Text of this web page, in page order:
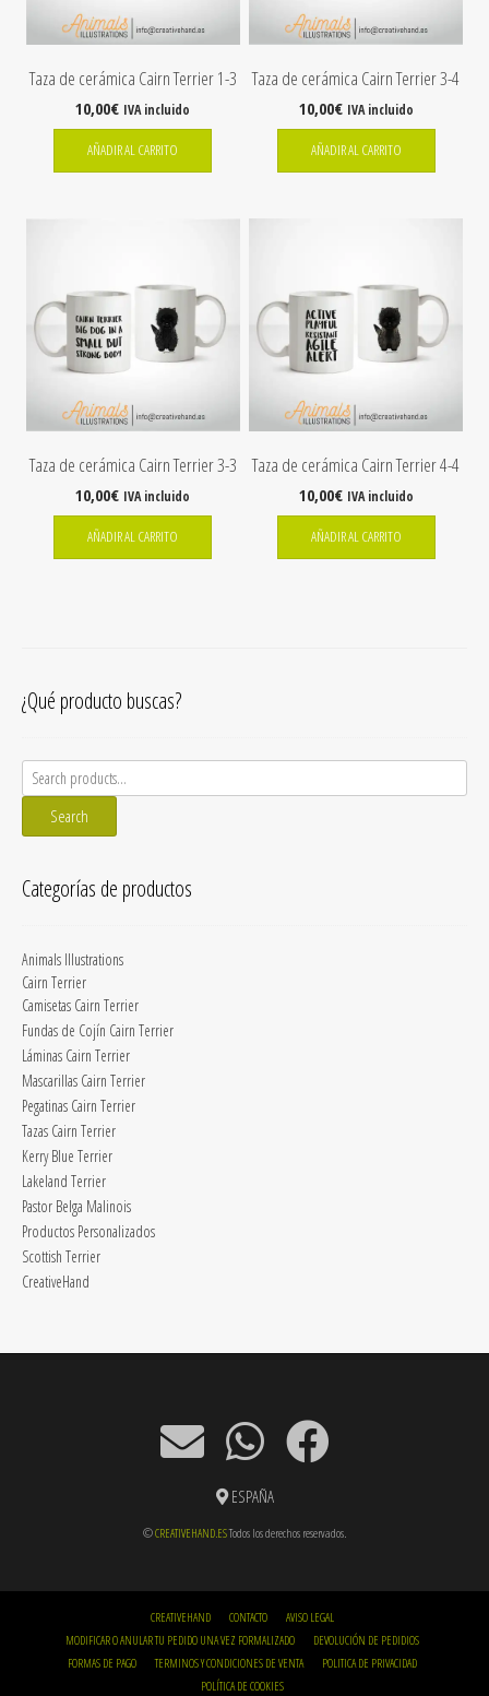
Taza de cerámica Cairn Terrier 1-3
10,00€ IVA incluido
AÑADIR AL CARRITO
Taza de cerámica Cairn Terrier 3-4
10,00€ IVA incluido
AÑADIR AL CARRITO
Taza de cerámica Cairn Terrier 3-3
10,00€ IVA incluido
AÑADIR AL CARRITO
Taza de cerámica Cairn Terrier 4-4
10,00€ IVA incluido
AÑADIR AL CARRITO
¿Qué producto buscas?
Search
for:
Search
Categorías de productos
Animals Illustrations
Cairn Terrier
Camisetas Cairn Terrier
Fundas de Cojín Cairn Terrier
Láminas Cairn Terrier
Mascarillas Cairn Terrier
Pegatinas Cairn Terrier
Tazas Cairn Terrier
Kerry Blue Terrier
Lakeland Terrier
Pastor Belga Malinois
Productos Personalizados
Scottish Terrier
CreativeHand
ESPAÑA
©CREATIVEHAND.ESTodos los derechos reservados.
CREATIVEHAND CONTACTO
AVISO LEGAL
MODIFICAR O ANULAR TU PEDIDO UNA VEZ FORMALIZADO
DEVOLUCIÓN DE PEDIDIOS
FORMAS DE PAGO
TERMINOS Y CONDICIONES DE VENTA
POLITICA DE PRIVACIDAD
POLÍTICA DE COOKIES